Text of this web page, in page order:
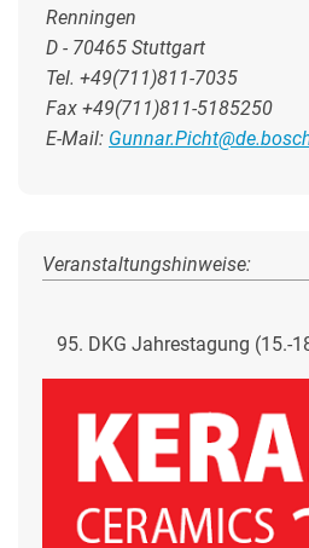
Renningen
D - 70465 Stuttgart
Tel. +49(711)811-7035
Fax +49(711)811-5185250
E-Mail:
Veranstaltungshinweise:
95. DKG Jahrestagung (15.-